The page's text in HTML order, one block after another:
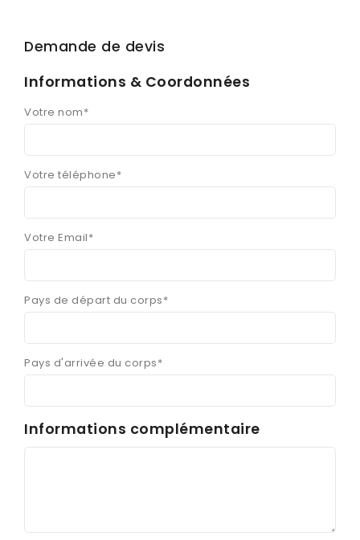
Demande de devis
Informations & Coordonnées
Votre nom*
Votre téléphone*
Votre Email*
Pays de départ du corps*
Pays d'arrivée du corps*
Informations complémentaire